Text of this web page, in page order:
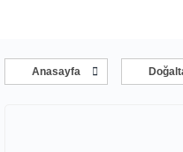
Anasayfa